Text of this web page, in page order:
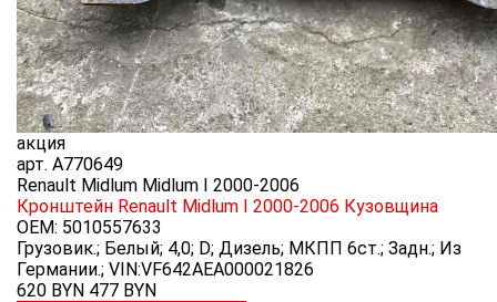
акция
арт. A770649
Renault Midlum Midlum I 2000-2006
Кронштейн Renault Midlum I 2000-2006 Кузовщина
OEM: 5010557633
Грузовик.; Белый; 4,0; D; Дизель; МКПП 6ст.; Задн.; Из
Германии.; VIN:VF642AEA000021826
620 BYN 477 BYN